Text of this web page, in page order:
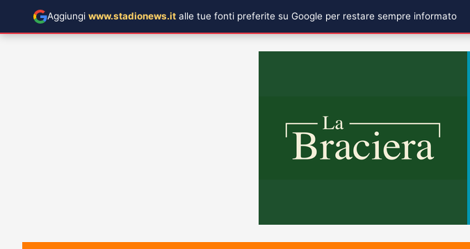
Aggiungi www.stadionews.it alle tue fonti preferite su Google per restare sempre informato